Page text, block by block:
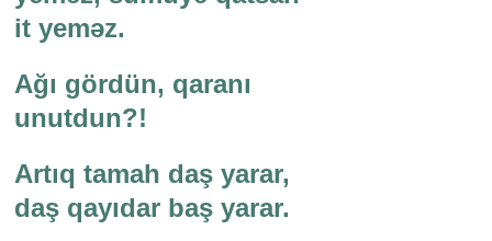
it yeməz.
Ağı gördün, qaranı
unutdun?!
Artıq tamah daş yarar,
daş qayıdar baş yarar.